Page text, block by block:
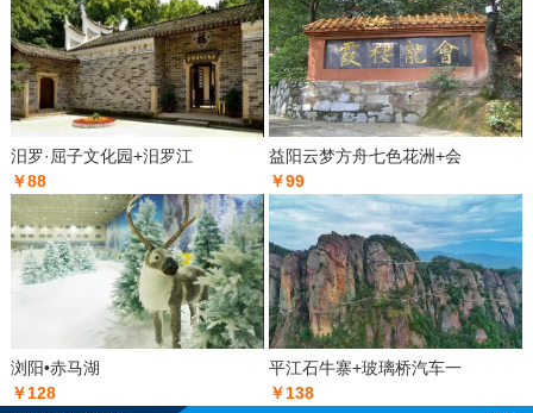
汨罗·屈子文化园+汨罗江
￥88
益阳云梦方舟七色花洲+会
￥99
浏阳•赤马湖
￥128
平江石牛寨+玻璃桥汽车一
￥138